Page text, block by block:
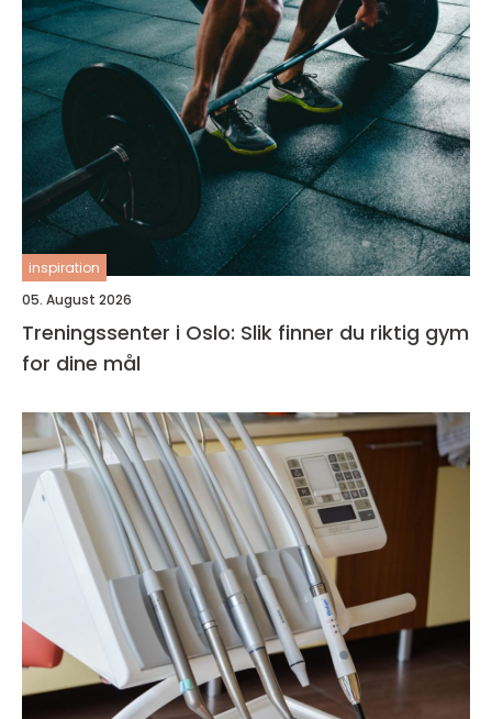
inspiration
05. August 2026
Treningssenter i Oslo: Slik finner du riktig gym
for dine mål